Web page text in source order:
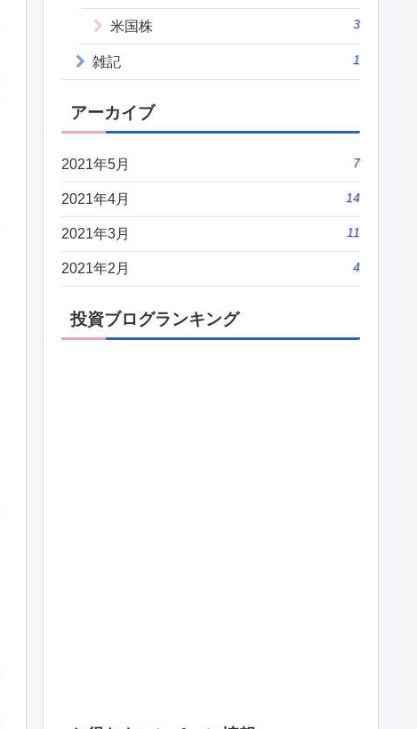
米国株 3
雑記 1
アーカイブ
2021年5月 7
2021年4月 14
2021年3月 11
2021年2月 4
投資ブログランキング